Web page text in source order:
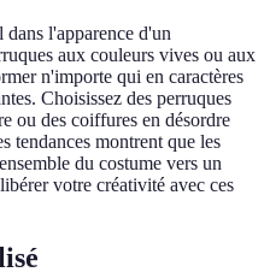
l'apparence d'un
aux couleurs vives ou aux
n'importe qui en caractères
Choisissez des perruques
ou des coiffures en désordre
tendances montrent que les
du costume vers un
votre créativité avec ces